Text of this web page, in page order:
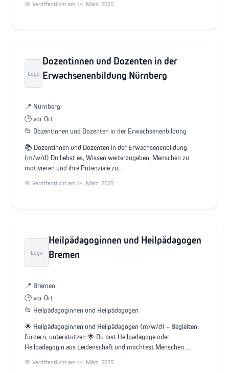
📅 Veröffentlicht am 14. März. 2025
Logo
Dozentinnen und Dozenten in der
Erwachsenenbildung Nürnberg
📍 Nürnberg
🕒 vor Ort
📂 Dozentinnen und Dozenten in der Erwachsenenbildung
📚 Dozentinnen und Dozenten in der Erwachsenenbildung
(m/w/d) Du liebst es, Wissen weiterzugeben, Menschen zu
motivieren und ihre Potenziale zu…
📅 Veröffentlicht am 14. März. 2025
Logo
Heilpädagoginnen und Heilpädagogen
Bremen
📍 Bremen
🕒 vor Ort
📂 Heilpädagoginnen und Heilpädagogen
🌟 Heilpädagoginnen und Heilpädagogen (m/w/d) – Begleiten,
fördern, unterstützen 🌟 Du bist Heilpädagoge oder
Heilpädagogin aus Leidenschaft und möchtest Menschen…
📅 Veröffentlicht am 14. März. 2025